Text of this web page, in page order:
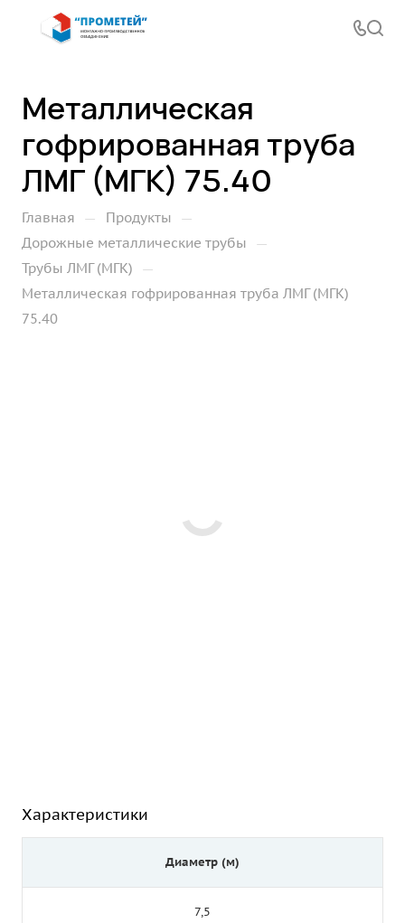
Металлическая
гофрированная труба
ЛМГ (МГК) 75.40
Главная — Продукты —
Дорожные металлические трубы —
Трубы ЛМГ (МГК) —
Металлическая гофрированная труба ЛМГ (МГК)
75.40
Характеристики
Диаметр (м)
7,5